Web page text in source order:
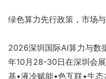
绿色算力先行政策，市场
2026深圳国际AI算力与数
年10月28-30日在深圳会
基•液冷赋能•色互联•生